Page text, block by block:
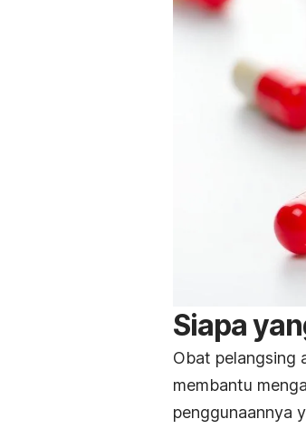
Siapa
Obat pelangsing
membantu
penggunaannya